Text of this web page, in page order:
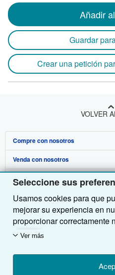
Seleccione sus
Usamos cookies para que
mejorar su experiencia en
proporcionar correctamente
utilizamos cookies para
midiendo las visitas al sitio)
mejoras. Si está de
Ver más
Añadir
Guardar
Crear una petición
VOLVER
Compre con nosotros
Búsqueda avanzada
Colecciones
Mi cuenta
Mis pedidos
Ver carrito
Venda con nosotros
Comenzar a vender
Únase a nuestro programa de
Recomiende un vendedor
Sobre nosotros
Sobre IberLibro
Medios
Empleo
Política de Privacidad
Obtener Ayuda
Preguntas frecuentes y guías
Atención al Cliente
Otras compañías de AbeBooks
AbeBooks.com
AbeBooks.co.uk
Siga a IberLibro